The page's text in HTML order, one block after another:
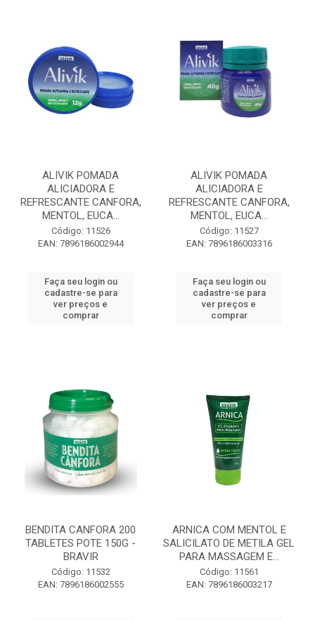
ALIVIK POMADA
ALICIADORA E
REFRESCANTE CANFORA,
MENTOL, EUCA...
Código: 11526
EAN: 7896186002944
Faça seu login ou
cadastre-se para
ver preços e
comprar
ALIVIK POMADA
ALICIADORA E
REFRESCANTE CANFORA,
MENTOL, EUCA...
Código: 11527
EAN: 7896186003316
Faça seu login ou
cadastre-se para
ver preços e
comprar
BENDITA CANFORA 200
TABLETES POTE 150G -
BRAVIR
Código: 11532
EAN: 7896186002555
ARNICA COM MENTOL E
SALICILATO DE METILA GEL
PARA MASSAGEM E...
Código: 11561
EAN: 7896186003217